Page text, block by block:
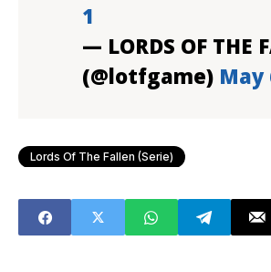
1
— LORDS OF THE
(@lotfgame) May
Lords Of The Fallen (serie)